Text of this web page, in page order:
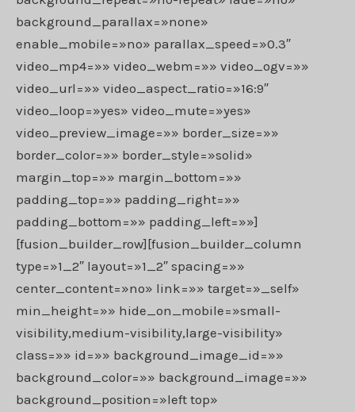
background_parallax=»none»
enable_mobile=»no» parallax_speed=»0.3″
video_mp4=»» video_webm=»» video_ogv=»»
video_url=»» video_aspect_ratio=»16:9″
video_loop=»yes» video_mute=»yes»
video_preview_image=»» border_size=»»
border_color=»» border_style=»solid»
margin_top=»» margin_bottom=»»
padding_top=»» padding_right=»»
padding_bottom=»» padding_left=»»]
[fusion_builder_row][fusion_builder_column
type=»1_2″ layout=»1_2″ spacing=»»
center_content=»no» link=»» target=»_self»
min_height=»» hide_on_mobile=»small-
visibility,medium-visibility,large-visibility»
class=»» id=»» background_image_id=»»
background_color=»» background_image=»»
background_position=»left top»